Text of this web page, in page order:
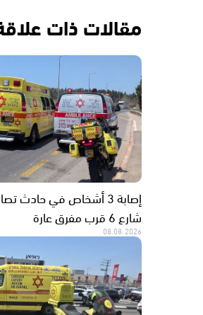
مقالات ذات
إصابة 3 أشخاص في حادث
شارع 6 قرب مفرق عارة
08.08.2026